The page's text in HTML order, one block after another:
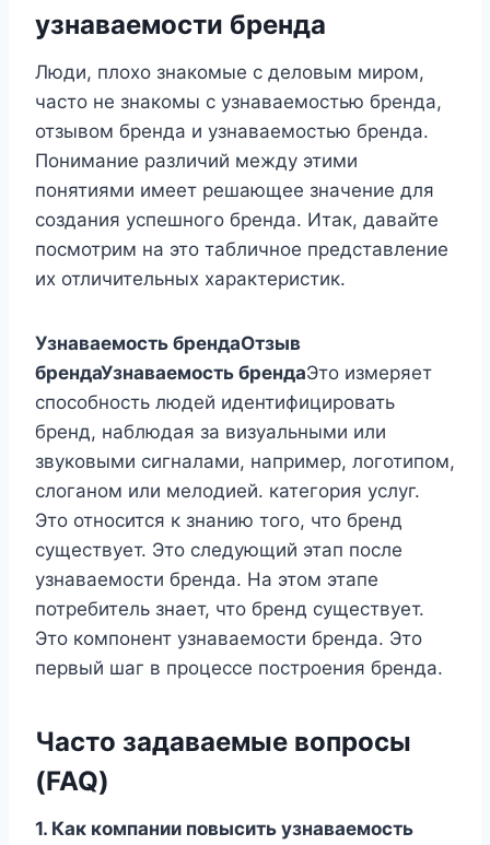
узнаваемости бренда
Люди, плохо знакомые с деловым миром,
часто не знакомы с узнаваемостью бренда,
отзывом бренда и узнаваемостью бренда.
Понимание различий между этими
понятиями имеет решающее значение для
создания успешного бренда. Итак, давайте
посмотрим на это табличное представление
их отличительных характеристик.
Узнаваемость брендаОтзыв
брендаУзнаваемость брендаЭто измеряет
способность людей идентифицировать
бренд, наблюдая за визуальными или
звуковыми сигналами, например, логотипом,
слоганом или мелодией. категория услуг.
Это относится к знанию того, что бренд
существует. Это следующий этап после
узнаваемости бренда. На этом этапе
потребитель знает, что бренд существует.
Это компонент узнаваемости бренда. Это
первый шаг в процессе построения бренда.
Часто задаваемые вопросы
(FAQ)
1. Как компании повысить узнаваемость